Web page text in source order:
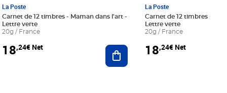
au panier
La Poste
Carnet de 12 timbres - Maman dans l'art -
Lettre verte
20g / France
18,24€ Net Ajouter au panier
La Poste
Carnet de 12 timbres - Le
Lettre verte
20g / France
18,24€ Net